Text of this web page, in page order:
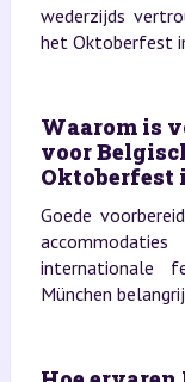
wederzijds
het Oktoberfest
Waarom is
voor
Oktoberfest
Goede
internationale
München